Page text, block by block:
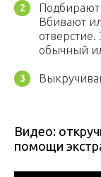
Подбирают
Вбивают
отверстие.
обычный
Видео:
помощи